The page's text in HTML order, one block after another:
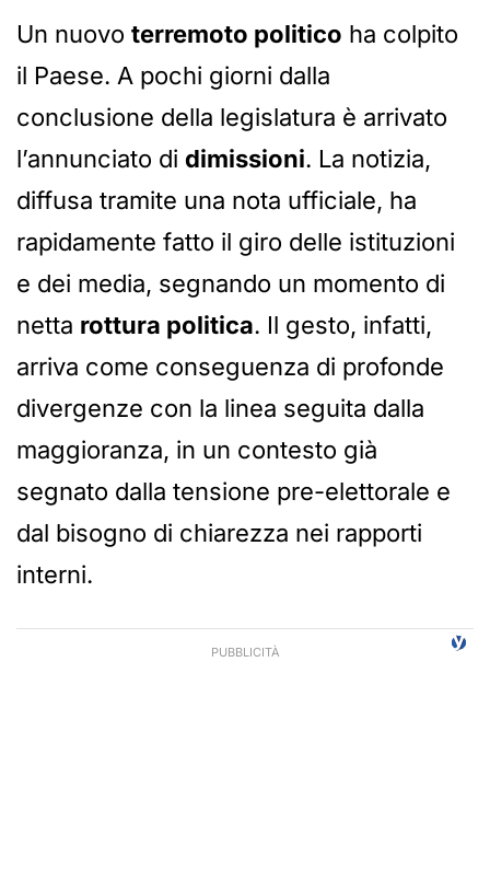
Un nuovo terremoto politico ha colpito
il Paese. A pochi giorni dalla
conclusione della legislatura è arrivato
l’annunciato di dimissioni. La notizia,
diffusa tramite una nota ufficiale, ha
rapidamente fatto il giro delle istituzioni
e dei media, segnando un momento di
netta rottura politica. Il gesto, infatti,
arriva come conseguenza di profonde
divergenze con la linea seguita dalla
maggioranza, in un contesto già
segnato dalla tensione pre-elettorale e
dal bisogno di chiarezza nei rapporti
interni.